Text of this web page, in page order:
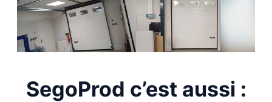
SegoProd c’est aussi :